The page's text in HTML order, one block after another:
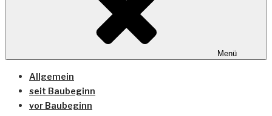
Menü
Allgemein
seit Baubeginn
vor Baubeginn